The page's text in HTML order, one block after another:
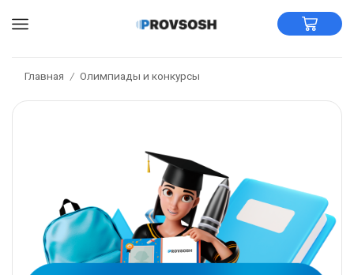
Главная / Олимпиады и конкурсы